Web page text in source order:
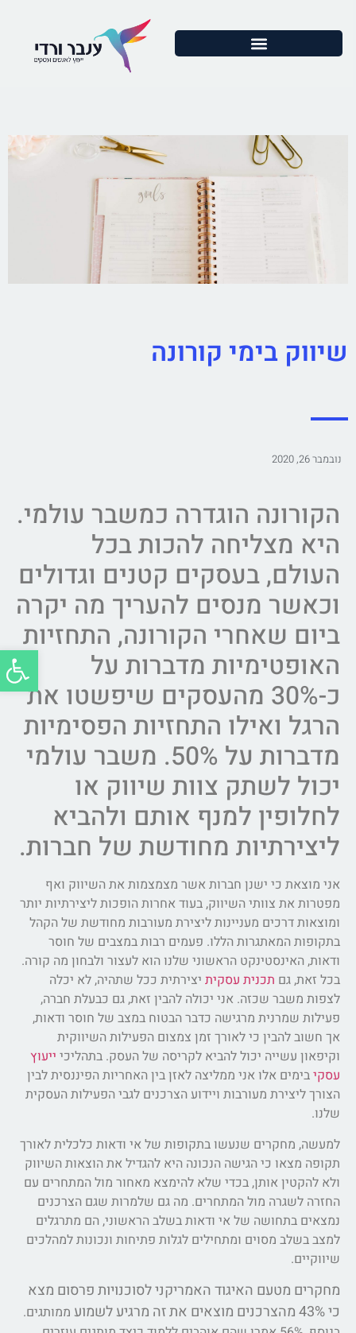
פתח
שיווק בימי קורונה
נובמבר 26, 2020
הקורונה הוגדרה כמשבר עולמי.
היא מצליחה להכות בכל
העולם, בעסקים קטנים וגדולים
וכאשר מנסים להעריך מה יקרה
ביום שאחרי הקורונה, התחזיות
האופטימיות מדברות על
כ-30% מהעסקים שיפשטו את
הרגל ואילו התחזיות הפסימיות
מדברות על 50%. משבר עולמי
יכול לשתק צוות שיווק או
לחלופין למנף אותם ולהביא
ליצירתיות מחודשת של חברות.
אני מוצאת כי ישנן חברות אשר מצמצמות את השיווק ואף
מפטרות את צוותי השיווק, בעוד אחרות הופכות ליצירתיות יותר
ומוצאות דרכים מעניינות ליצירת מעורבות מחודשת של הקהל
בתקופות המאתגרות הללו. פעמים רבות במצבים של חוסר
ודאות, האינסטינקט הראשוני שלנו הוא לעצור ולבחון מה קורה.
בכל זאת, גם תכנית עסקיתיצירתית ככל שתהיה, לא יכלה
לצפות משבר שכזה. אני יכולה להבין זאת, גם כבעלת חברה,
פעילות שמרנית מרגישה כדבר הבטוח במצב של חוסר ודאות,
אך חשוב להבין כי לאורך זמן צמצום הפעילות השיווקית
וקיפאון עשייה יכול להביא לקריסה של העסק. בתהליכי ייעוץ
עסקיבימים אלו אני ממליצה לאזן בין האחריות הפיננסית לבין
הצורך ליצירת מעורבות ויידוע הצרכנים לגבי הפעילות העסקית
שלנו.
למעשה, מחקרים שנעשו בתקופות של אי ודאות כלכלית לאורך
תקופה מצאו כי הגישה הנכונה היא להגדיל את הוצאות השיווק
ולא להקטין אותן, בכדי שלא להימצא מאחור מול המתחרים עם
החזרה לשגרה מול המתחרים. מה גם שלמרות שגם הצרכנים
נמצאים בתחושה של אי ודאות בשלב הראשוני, הם מתרגלים
למצב בשלב מסוים ומתחילים לגלות פתיחות ונכונות למהלכים
שיווקיים.
מחקרים מטעם האיגוד האמריקני לסוכנויות פרסום מצא
כי 43% מהצרכנים מוצאים את זה מרגיע לשמוע
ממותגים.